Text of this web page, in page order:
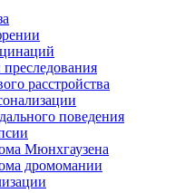
расстройства
поведения
Мюнхгаузена
дромомании